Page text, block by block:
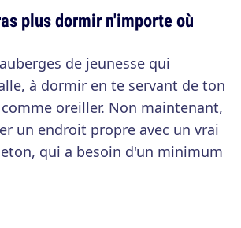
plus dormir n'importe où
de jeunesse qui
à dormir en te servant de ton
comme oreiller. Non maintenant,
un endroit propre avec un vrai
qui a besoin d'un minimum